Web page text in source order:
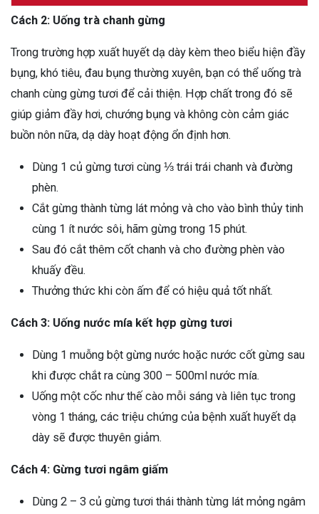
Cách 2: Uống trà chanh gừng
Trong trường hợp xuất huyết dạ dày kèm theo biểu hiện đầy
bụng, khó tiêu, đau bụng thường xuyên, bạn có thể uống trà
chanh cùng gừng tươi để cải thiện. Hợp chất trong đó sẽ
giúp giảm đầy hơi, chướng bụng và không còn cảm giác
buồn nôn nữa, dạ dày hoạt động ổn định hơn.
Dùng 1 củ gừng tươi cùng ⅓ trái trái chanh và đường
phèn.
Cắt gừng thành từng lát mỏng và cho vào bình thủy tinh
cùng 1 ít nước sôi, hãm gừng trong 15 phút.
Sau đó cắt thêm cốt chanh và cho đường phèn vào
khuấy đều.
Thưởng thức khi còn ấm để có hiệu quả tốt nhất.
Cách 3: Uống nước mía kết hợp gừng tươi
Dùng 1 muỗng bột gừng nước hoặc nước cốt gừng sau
khi được chắt ra cùng 300 – 500ml nước mía.
Uống một cốc như thế cào mỗi sáng và liên tục trong
vòng 1 tháng, các triệu chứng của bệnh xuất huyết dạ
dày sẽ được thuyên giảm.
Cách 4: Gừng tươi ngâm giấm
Dùng 2 – 3 củ gừng tươi thái thành từng lát mỏng ngâm